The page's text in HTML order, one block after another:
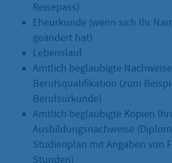
Reisepass)
Eheurkunde (wenn sich Ihr
geändert hat)
Lebenslauf
Amtlich beglaubigte
Berufsqualifikation (zum
Berufsurkunde)
Amtlich beglaubigte Kopien
Ausbildungsnachweise
Studienplan mit Angaben von
Stunden)